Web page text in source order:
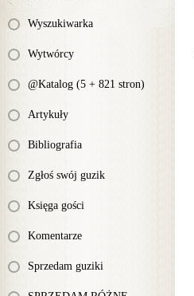
Wyszukiwarka
Wytwórcy
@Katalog (5 + 821 stron)
Artykuły
Bibliografia
Zgłoś swój guzik
Księga gości
Komentarze
Sprzedam guziki